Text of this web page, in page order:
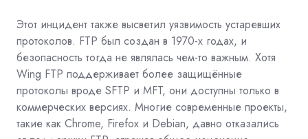
Этот инцидент также высветил уязвимость устаревших
протоколов. FTP был создан в 1970-х годах, и
безопасность тогда не являлась чем-то важным. Хотя
Wing FTP поддерживает более защищённые
протоколы вроде SFTP и MFT, они доступны только в
коммерческих версиях. Многие современные проекты,
такие как Chrome, Firefox и Debian, давно отказались